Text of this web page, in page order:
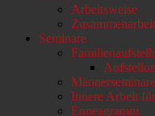
Arbeitsweise
Zusammenarbeit
Seminare
Männerseminare
Innere Arbeit
Enneagramm